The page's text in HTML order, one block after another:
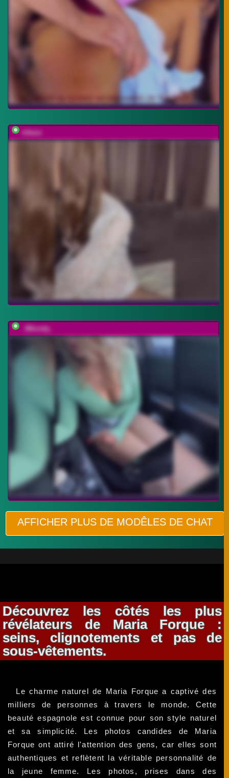
nikaxx
_IBlondy_
AFFICHER PLUS DE MODÊLES DE CHAT
Découvrez les côtés les plus
révélateurs de Maria Forque :
seins, clignotements et pas de
sous-vêtements.
Le charme naturel de Maria Forque a captivé des
milliers de personnes à travers le monde. Cette
beauté espagnole est connue pour son style naturel
et sa simplicité. Les photos candides de Maria
Forque ont attiré l'attention des gens, car elles sont
authentiques et reflètent la véritable personnalité de
la jeune femme. Les photos, prises dans des